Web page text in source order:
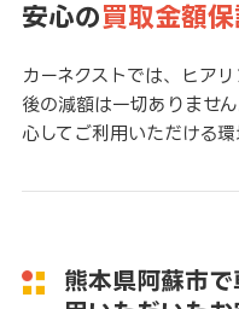
安心の買取金額
カーネクストでは、ヒア
後の減額は一切ありませ
心してご利用いただける環
熊本県阿蘇市で